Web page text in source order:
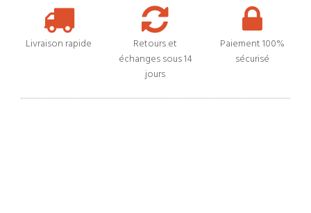
Livraison rapide
Retours et
échanges sous 14
jours
Paiement 100%
sécurisé